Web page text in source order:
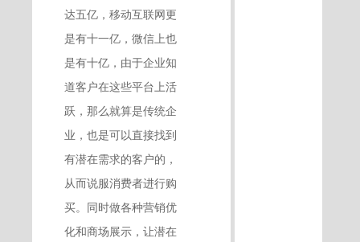
达五亿，移动互联网更
是有十一亿，微信上也
是有十亿，由于企业知
道客户在这些平台上活
跃，那么就算是传统企
业，也是可以直接找到
有潜在需求的客户的，
从而说服消费者进行购
买。同时做各种营销优
化和商场展示，让潜在